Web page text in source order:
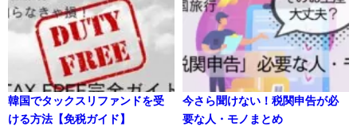
韓国でタックスリファンドを受
ける方法【免税ガイド】
今さら聞けない！税関申告が必
要な人・モノまとめ